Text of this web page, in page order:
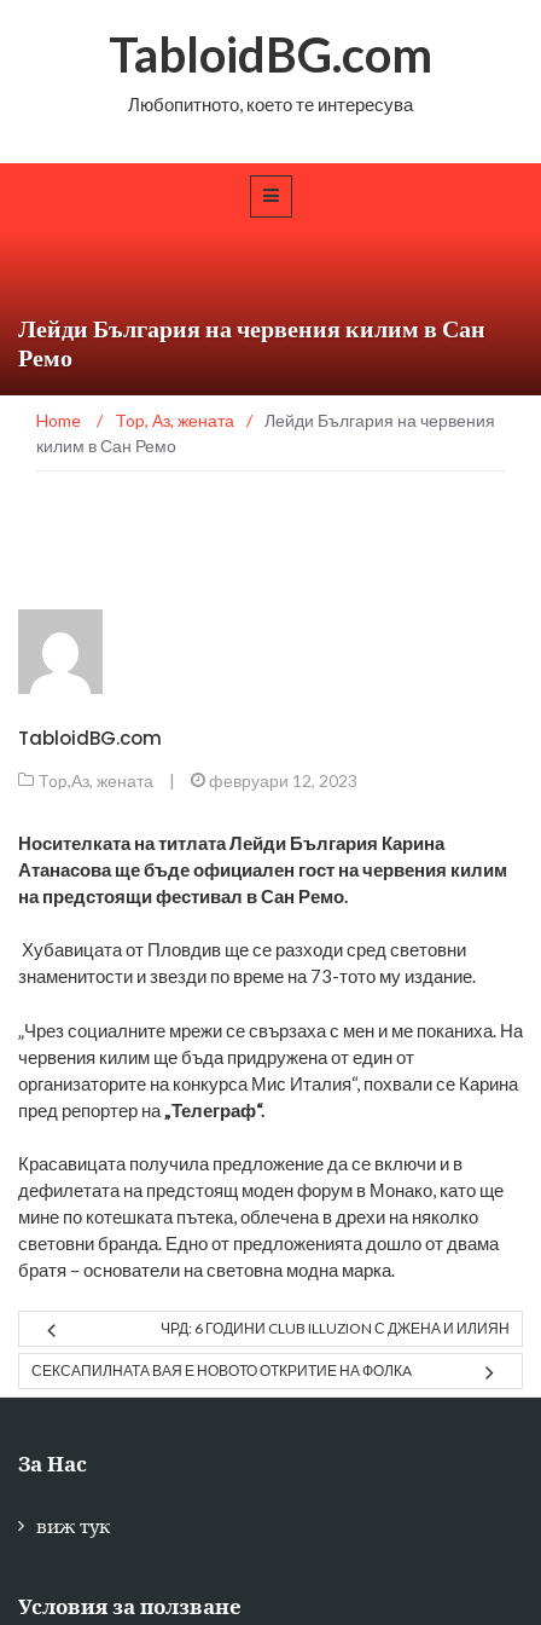
TabloidBG.com
Любопитното, което те интересува
Лейди България на червения килим в Сан
Ремо
Home / Top, Аз, жената /
Лейди България на червения
килим в Сан Ремо
TabloidBG.com
Top,Аз, жената | февруари 12, 2023
Носителката на титлата Лейди България Карина
Атанасова ще бъде официален гост на червения килим
на предстоящи фестивал в Сан Ремо.
Хубавицата от Пловдив ще се разходи сред световни
знаменитости и звезди по време на 73-тото му издание.
„Чрез социалните мрежи се свързаха с мен и ме поканиха. На
червения килим ще бъда придружена от един от
организаторите на конкурса Мис Италия“, похвали се Карина
пред репортер на „Телеграф“.
Красавицата получила предложение да се включи и в
дефилетата на предстоящ моден форум в Монако, като ще
мине по котешката пътека, облечена в дрехи на няколко
световни бранда. Едно от предложенията дошло от двама
братя – основатели на световна модна марка.
ЧРД: 6 ГОДИНИ CLUB ILLUZION С ДЖЕНА И ИЛИЯН
СЕКСАПИЛНАТА ВАЯ Е НОВОТО ОТКРИТИЕ НА ФОЛКA
За Нас
виж тук
Условия за ползване